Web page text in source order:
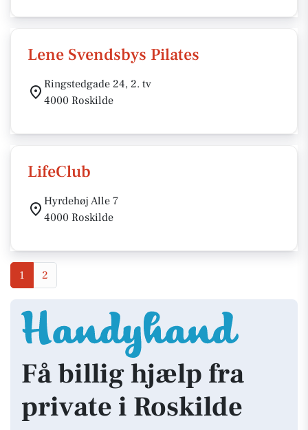
Lene Svendsbys Pilates
Ringstedgade 24, 2. tv
4000 Roskilde
LifeClub
Hyrdehøj Alle 7
4000 Roskilde
1 2
Få billig hjælp fra
private i Roskilde